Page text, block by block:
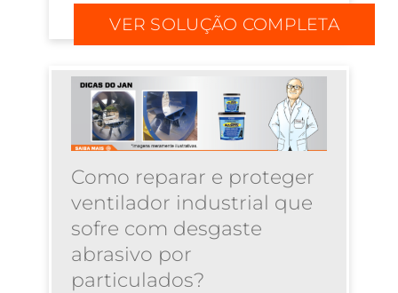
proteção galvânica igual à da
galvan...
VER SOLUÇÃO COMPLETA
Como reparar e proteger
ventilador industrial que
sofre com desgaste
abrasivo por
particulados?